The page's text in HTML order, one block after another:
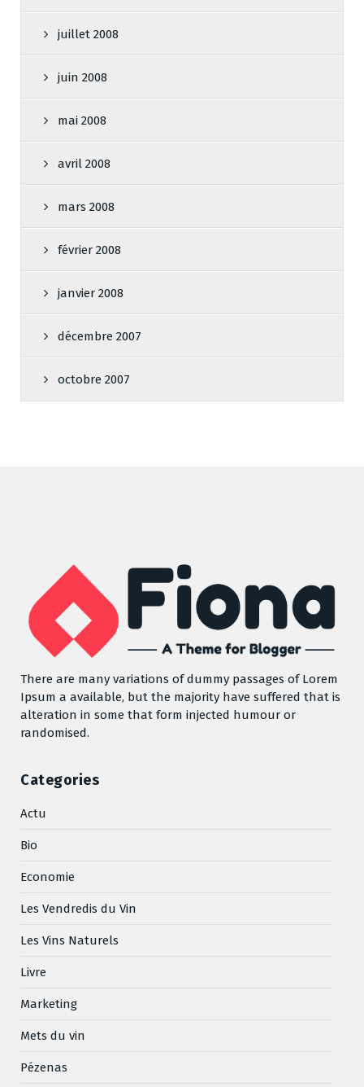
juillet 2008
juin 2008
mai 2008
avril 2008
mars 2008
février 2008
janvier 2008
décembre 2007
octobre 2007
There are many variations of dummy passages of Lorem
Ipsum a available, but the majority have suffered that is
alteration in some that form injected humour or
randomised.
Categories
Actu
Bio
Economie
Les Vendredis du Vin
Les Vins Naturels
Livre
Marketing
Mets du vin
Pézenas